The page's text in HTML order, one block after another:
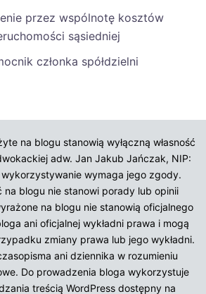
przez wspólnotę kosztów
sąsiedniej
członka spółdzielni
na blogu stanowią wyłączną własność
adw. Jan Jakub Jańczak, NIP:
wymaga jego zgody.
na blogu nie stanowi porady lub opinii
na blogu nie stanowią oficjalnego
ani oficjalnej wykładni prawa i mogą
zmiany prawa lub jego wykładni.
ani dziennika w rozumieniu
Do prowadzenia bloga wykorzystuje
treścią WordPress dostępny na